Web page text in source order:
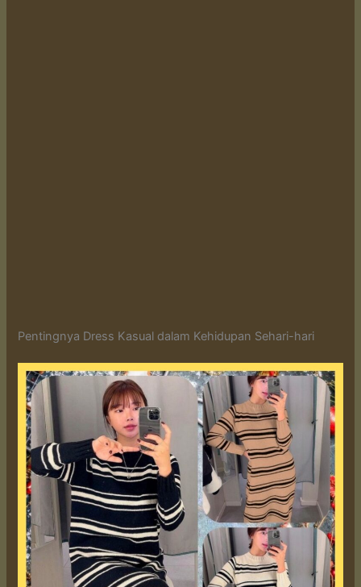
Pentingnya Dress Kasual dalam Kehidupan Sehari-hari